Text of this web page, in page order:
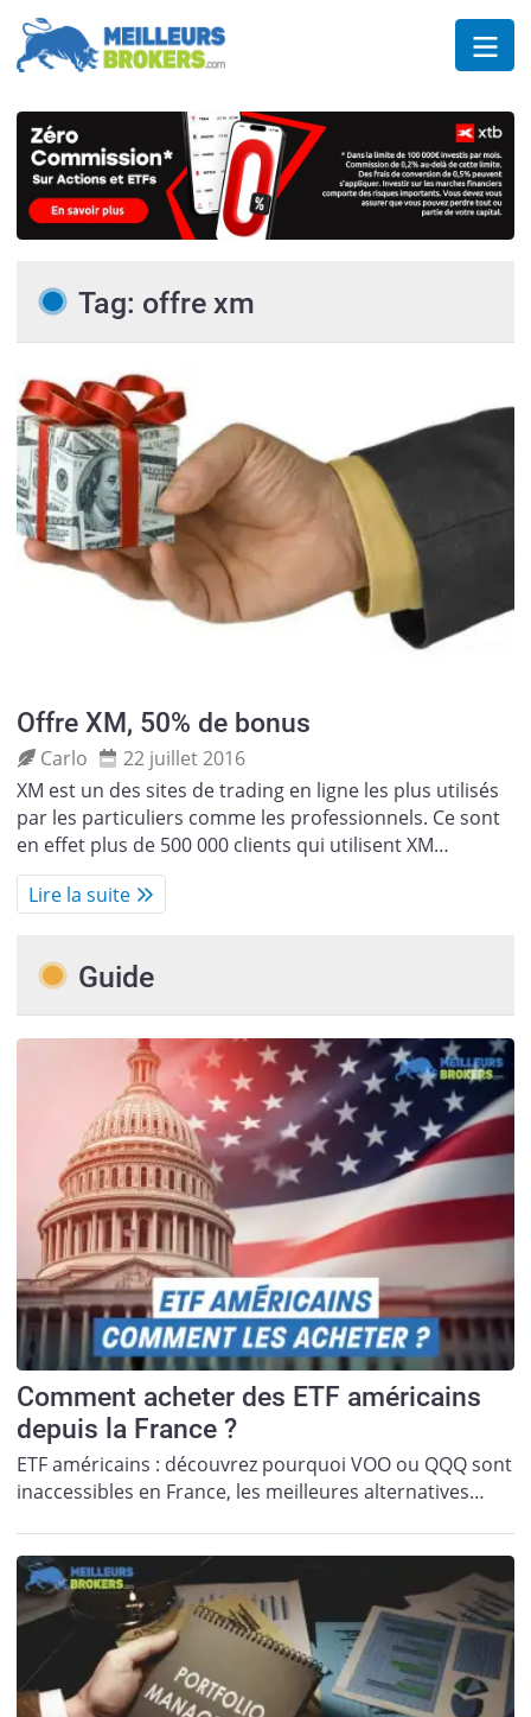
Tag: offre xm
Offre XM, 50% de bonus
Carlo
22 juillet 2016
XM est un des sites de trading en ligne les plus utilisés
par les particuliers comme les professionnels. Ce sont
en effet plus de 500 000 clients qui utilisent XM…
Lire la suite
Guide
Comment acheter des ETF américains
depuis la France ?
ETF américains : découvrez pourquoi VOO ou QQQ sont
inaccessibles en France, les meilleures alternatives…